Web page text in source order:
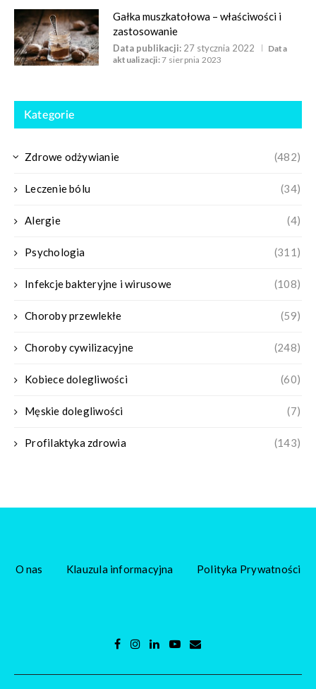
Gałka muszkatołowa – właściwości i
zastosowanie
Data publikacji: 27 stycznia 2022
Data
aktualizacji:7 sierpnia 2023
Kategorie
Zdrowe odżywianie (482)
Leczenie bólu (34)
Alergie (4)
Psychologia (311)
Infekcje bakteryjne i wirusowe (108)
Choroby przewlekłe (59)
Choroby cywilizacyjne (248)
Kobiece dolegliwości (60)
Męskie dolegliwości (7)
Profilaktyka zdrowia (143)
O nas Klauzula informacyjna Polityka Prywatności